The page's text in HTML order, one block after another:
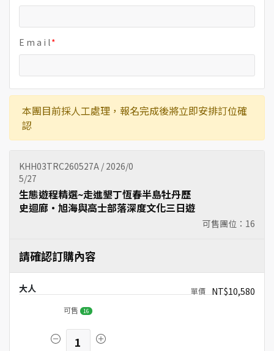
E m a i l
本團目前採人工處理，報名完成後將立即安排訂位確
認
KHH03TRC260527A / 2026/0
5/27
可售團位： 16
生態遊程精選~走進墾丁恆春半島牡丹歷
史迴廊‧旭海與高士部落深度文化三日遊
請確認訂購內容
大人 NT$10,580
可售 16
1